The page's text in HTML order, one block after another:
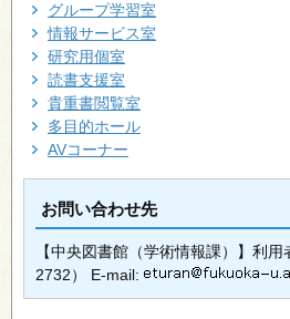
グループ学習室
情報サービス室
研究用個室
読書支援室
貴重書閲覧室
多目的ホール
AVコーナー
お問い合わせ先
【中央図書館（学術情報課）】利
2732） E-mail: